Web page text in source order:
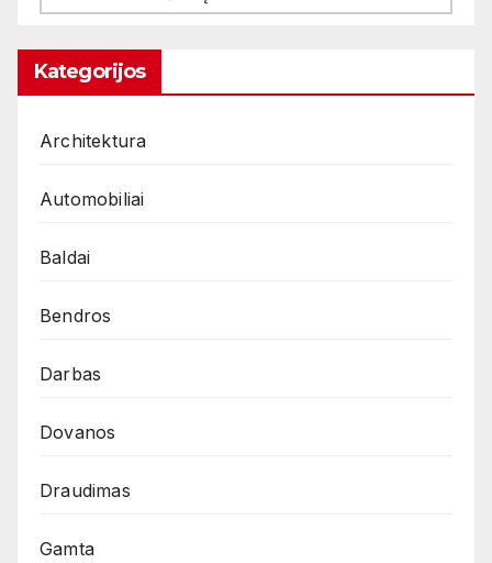
Kategorijos
Architektura
Automobiliai
Baldai
Bendros
Darbas
Dovanos
Draudimas
Gamta